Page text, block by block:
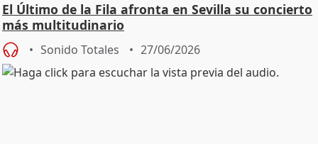
El Último de la Fila afronta en Sevilla su concierto
más multitudinario
Sonido Totales 27/06/2026